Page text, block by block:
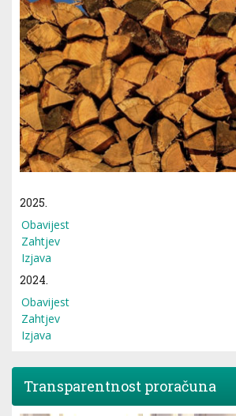
2025.
Obavijest
Zahtjev
Izjava
2024.
Obavijest
Zahtjev
Izjava
Transparentnost proračuna